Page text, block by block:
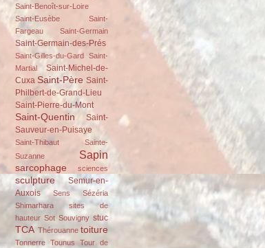
Saint-Benoît-sur-Loire
Saint-Eusèbe
Saint-
Fargeau
Saint-Germain
Saint-Germain-des-Prés
Saint-Gilles-du-Gard Saint-
Martial
Saint-Michel-de-
Cuxa Saint-Père Saint-
Philbert-de-Grand-Lieu
Saint-Pierre-du-Mont
Saint-Quentin
Saint-
Sauveur-en-Puisaye
Saint-Thibaut
Sainte-
Suzanne
Sapin
sarcophage sciences
sculpture
Semur-en-
Auxois
Sens
Sézéria
Shimarhara
sites de
hauteur Sot Souvigny stuc
TCA Thérouanne toiture
Tonnerre Tounus Tour de